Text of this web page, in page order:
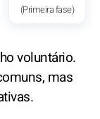
(Primeira fase)
voluntário.
mas